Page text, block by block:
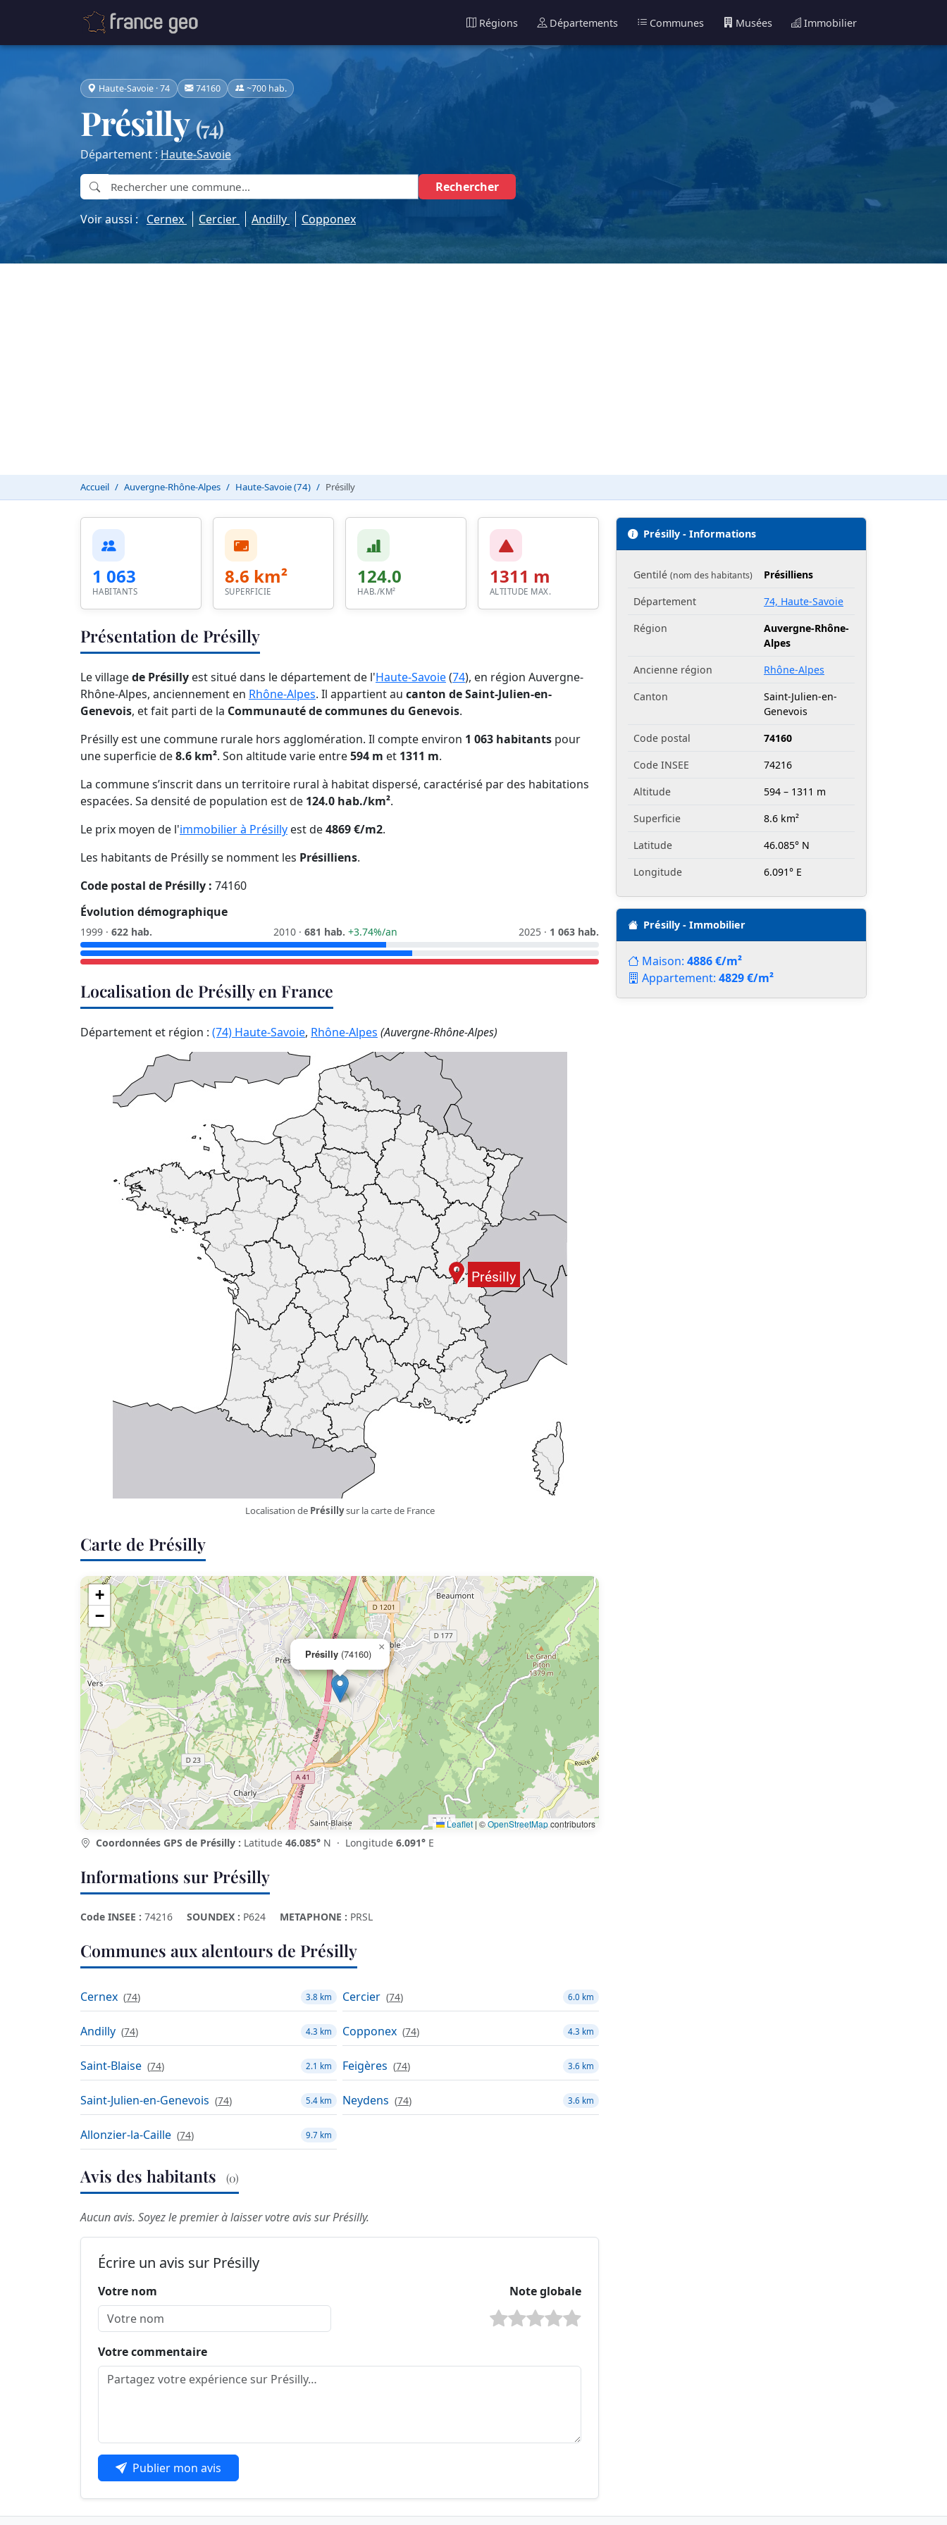
Régions Départements Communes Musées Immobilier
Haute-Savoie · 74 74160 ~700 hab.
Présilly(74)
Département :Haute-Savoie
Rechercher
Voir aussi : Cernex Cercier Andilly Copponex
Accueil Auvergne-Rhône-Alpes Haute-Savoie (74) Présilly
1 063
HABITANTS
8.6 km²
SUPERFICIE
124.0
HAB./KM²
1311 m
ALTITUDE MAX.
Présentation de Présilly
Le villagede Présilly est situé dans le département de l'Haute-Savoie(74), en région Auvergne-
Rhône-Alpes, anciennement en Rhône-Alpes. Il appartient au canton de Saint-Julien-en-
Genevois, et fait parti de la Communauté de communes du Genevois.
Présilly est une commune rurale hors agglomération. Il compte environ 1 063 habitants pour
une superficie de8.6 km². Son altitude varie entre594 m et 1311 m.
La commune s’inscrit dans un territoire rural à habitat dispersé, caractérisé par des habitations
espacées. Sa densité de population est de 124.0 hab./km².
Le prix moyen de l'immobilier à Présilly est de4869 €/m2.
Les habitants de Présilly se nomment les Présilliens.
Code postal de Présilly : 74160
Évolution démographique
1999 · 622 hab. 2010 · 681 hab. +3.74%/an 2025 · 1 063 hab.
Localisation de Présilly en France
Département et région : (74) Haute-Savoie, Rhône-Alpes (Auvergne-Rhône-Alpes)
Localisation de Présillysur la carte de France
Carte de Présilly
Présilly (74160)
×
+
−
Leaflet | ©OpenStreetMapcontributors
Coordonnées GPS de Présilly : Latitude 46.085° N · Longitude 6.091° E
Informations sur Présilly
Code INSEE : 74216 SOUNDEX : P624 METAPHONE : PRSL
Communes aux alentours de Présilly
Cernex (74) 3.8 km Cercier (74) 6.0 km
Andilly (74) 4.3 km Copponex (74) 4.3 km
Saint-Blaise (74) 2.1 km Feigères (74) 3.6 km
Saint-Julien-en-Genevois (74) 5.4 km Neydens (74) 3.6 km
Allonzier-la-Caille (74) 9.7 km
Avis des habitants (0)
Aucun avis. Soyez le premier à laisser votre avis sur Présilly.
Écrire un avis sur Présilly
Votre nom Note globale
Votre commentaire
Publier mon avis
Présilly - Informations
Gentilé (nom des habitants)
Présilliens
Département
74, Haute-Savoie
Région
Auvergne-Rhône-
Alpes
Ancienne région
Rhône-Alpes
Canton
Saint-Julien-en-
Genevois
Code postal
74160
Code INSEE
74216
Altitude
594 – 1311 m
Superficie
8.6 km²
Latitude
46.085° N
Longitude
6.091° E
Présilly - Immobilier
Maison: 4886 €/m²
Appartement: 4829 €/m²